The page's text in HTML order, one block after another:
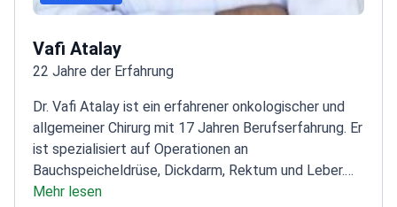
Vafi Atalay
22 Jahre der Erfahrung
Dr. Vafi Atalay ist ein erfahrener onkologischer und
allgemeiner Chirurg mit 17 Jahren Berufserfahrung. Er
ist spezialisiert auf Operationen an
Bauchspeicheldrüse, Dickdarm, Rektum und Leber.
Zudem führt er fortgeschrittene endoskopische
Mehr lesen